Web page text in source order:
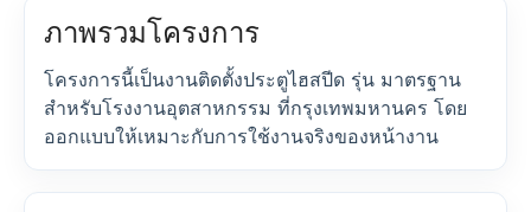
ภาพรวมโครงการ
โครงการนี้เป็นงานติดตั้งประตูไฮสปีด รุ่น มาตรฐาน
สำหรับโรงงานอุตสาหกรรม ที่กรุงเทพมหานคร โดย
ออกแบบให้เหมาะกับการใช้งานจริงของหน้างาน